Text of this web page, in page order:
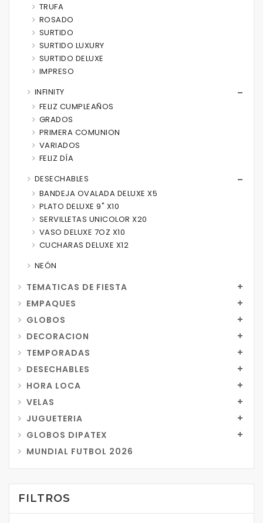
TRUFA
ROSADO
SURTIDO
SURTIDO LUXURY
SURTIDO DELUXE
IMPRESO
INFINITY
FELIZ CUMPLEAÑOS
GRADOS
PRIMERA COMUNION
VARIADOS
FELIZ DÍA
DESECHABLES
BANDEJA OVALADA DELUXE X5
PLATO DELUXE 9" X10
SERVILLETAS UNICOLOR X20
VASO DELUXE 7OZ X10
CUCHARAS DELUXE X12
NEÓN
TEMATICAS DE FIESTA
EMPAQUES
GLOBOS
DECORACION
TEMPORADAS
DESECHABLES
HORA LOCA
VELAS
JUGUETERIA
GLOBOS DIPATEX
MUNDIAL FUTBOL 2026
FILTROS